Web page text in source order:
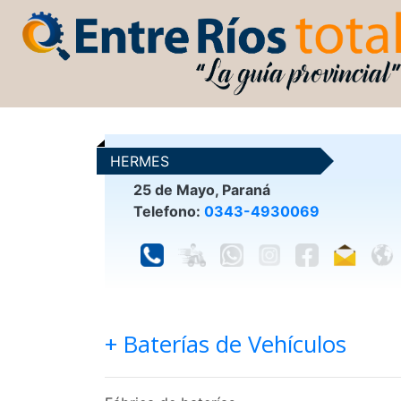
HERMES
25 de Mayo, Paraná
Telefono: 0343-4930069
+ Baterías de Vehículos